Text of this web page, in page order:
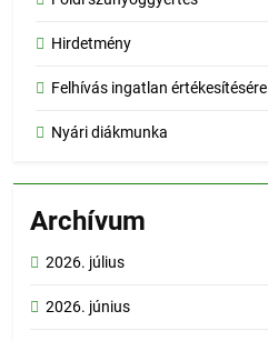
Hirdetmény
Felhívás ingatlan értékesítésére
Nyári diákmunka
Archívum
2026. július
2026. június